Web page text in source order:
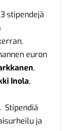
stipendejä
euron
,
Inola,
Stipendiä
ja